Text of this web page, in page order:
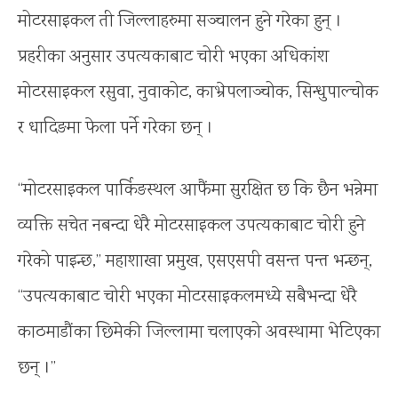
मोटरसाइकल ती जिल्लाहरुमा सञ्चालन हुने गरेका हुन् ।
प्रहरीका अनुसार उपत्यकाबाट चोरी भएका अधिकांश
मोटरसाइकल रसुवा, नुवाकोट, काभ्रेपलाञ्चोक, सिन्धुपाल्चोक
र धादिङमा फेला पर्ने गरेका छन् ।
“मोटरसाइकल पार्किङस्थल आफैंमा सुरक्षित छ कि छैन भन्नेमा
व्यक्ति सचेत नबन्दा धेरै मोटरसाइकल उपत्यकाबाट चोरी हुने
गरेको पाइन्छ,” महाशाखा प्रमुख, एसएसपी वसन्त पन्त भन्छन्,
“उपत्यकाबाट चोरी भएका मोटरसाइकलमध्ये सबैभन्दा धेरै
काठमाडौंका छिमेकी जिल्लामा चलाएको अवस्थामा भेटिएका
छन् ।”